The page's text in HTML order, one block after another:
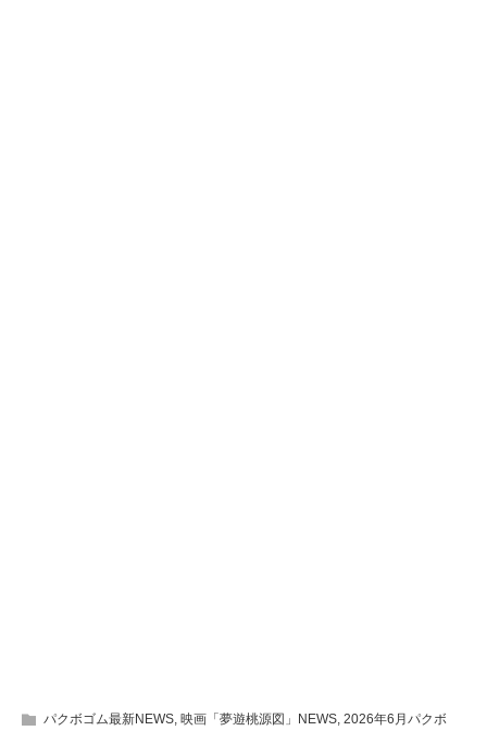
パクボゴム最新NEWS, 映画「夢遊桃源図」NEWS, 2026年6月パクボ